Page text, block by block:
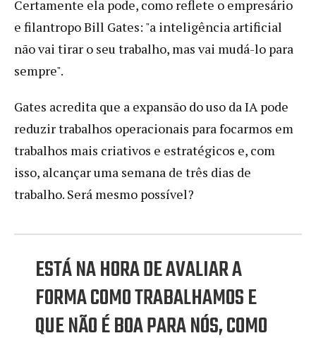
Certamente ela pode, como reflete o empresário
e filantropo Bill Gates: "a inteligência artificial
não vai tirar o seu trabalho, mas vai mudá-lo para
sempre".
Gates acredita que a expansão do uso da IA pode
reduzir trabalhos operacionais para focarmos em
trabalhos mais criativos e estratégicos e, com
isso, alcançar uma semana de três dias de
trabalho. Será mesmo possível?
ESTÁ NA HORA DE AVALIAR A
FORMA COMO TRABALHAMOS E
QUE NÃO É BOA PARA NÓS, COMO